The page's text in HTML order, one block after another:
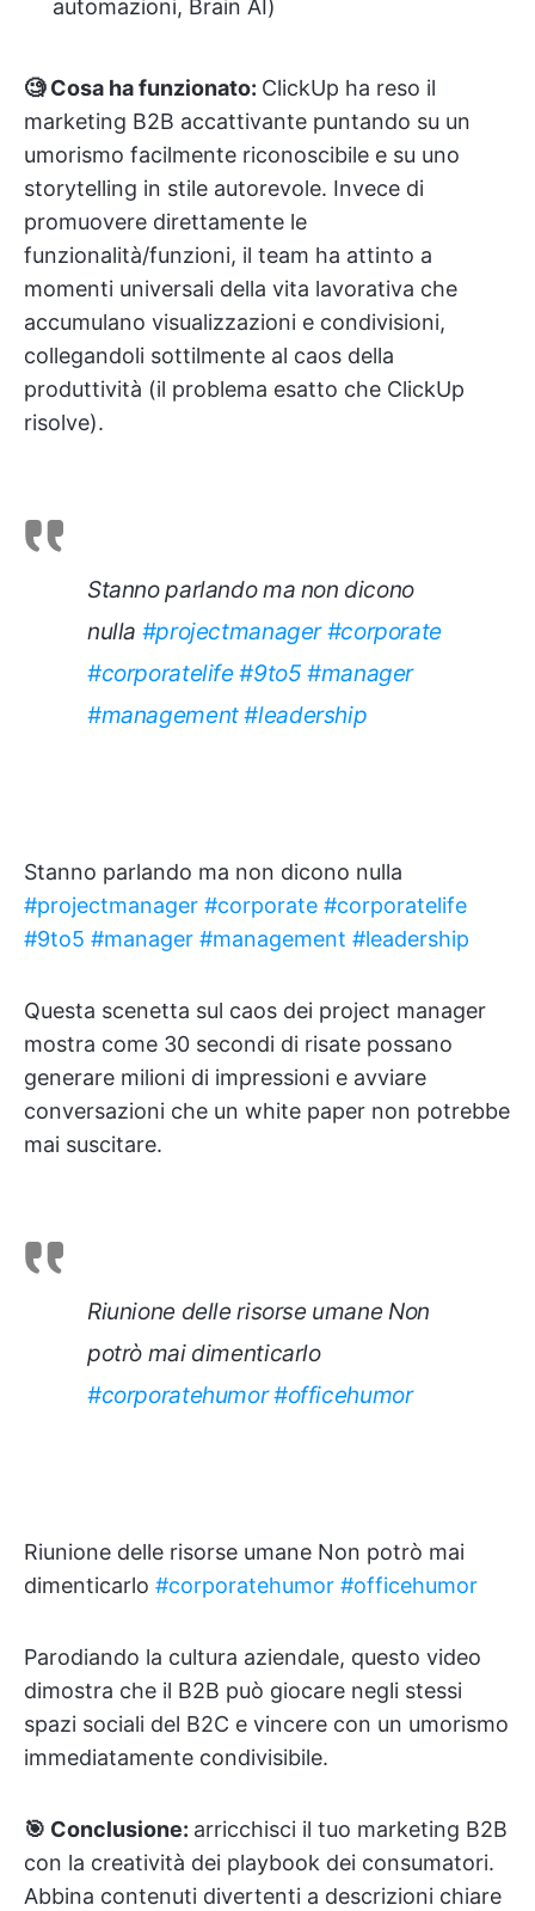
automazioni, Brain AI)
🧐 Cosa ha funzionato: ClickUp ha reso il
marketing B2B accattivante puntando su un
umorismo facilmente riconoscibile e su uno
storytelling in stile autorevole. Invece di
promuovere direttamente le
funzionalità/funzioni, il team ha attinto a
momenti universali della vita lavorativa che
accumulano visualizzazioni e condivisioni,
collegandoli sottilmente al caos della
produttività (il problema esatto che ClickUp
risolve).
Stanno parlando ma non dicono
nulla #projectmanager #corporate
#corporatelife #9to5 #manager
#management #leadership
Stanno parlando ma non dicono nulla
#projectmanager #corporate #corporatelife
#9to5 #manager #management #leadership
Questa scenetta sul caos dei project manager
mostra come 30 secondi di risate possano
generare milioni di impressioni e avviare
conversazioni che un white paper non potrebbe
mai suscitare.
Riunione delle risorse umane Non
potrò mai dimenticarlo
#corporatehumor #officehumor
Riunione delle risorse umane Non potrò mai
dimenticarlo #corporatehumor #officehumor
Parodiando la cultura aziendale, questo video
dimostra che il B2B può giocare negli stessi
spazi sociali del B2C e vincere con un umorismo
immediatamente condivisibile.
🎯 Conclusione: arricchisci il tuo marketing B2B
con la creatività dei playbook dei consumatori.
Abbina contenuti divertenti a descrizioni chiare